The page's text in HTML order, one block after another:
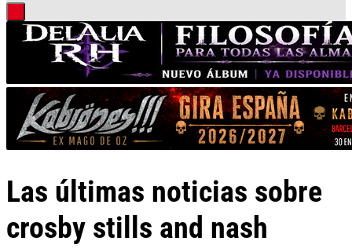
Las últimas noticias sobre
crosby stills and nash